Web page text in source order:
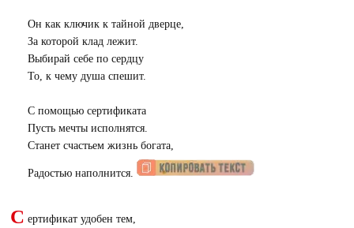
Он как ключик к тайной дверце,
За которой клад лежит.
Выбирай себе по сердцу
То, к чему душа спешит.
С помощью сертификата
Пусть мечты исполнятся.
Станет счастьем жизнь богата,
Радостью наполнится.
С ертификат удобен тем,